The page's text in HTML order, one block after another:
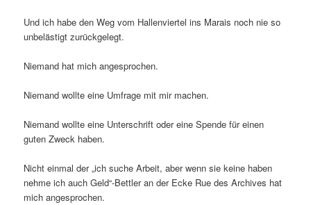
Und ich habe den Weg vom Hallenviertel ins Marais noch nie so
unbelästigt zurückgelegt.
Niemand hat mich angesprochen.
Niemand wollte eine Umfrage mit mir machen.
Niemand wollte eine Unterschrift oder eine Spende für einen
guten Zweck haben.
Nicht einmal der „ich suche Arbeit, aber wenn sie keine haben
nehme ich auch Geld“-Bettler an der Ecke Rue des Archives hat
mich angesprochen.